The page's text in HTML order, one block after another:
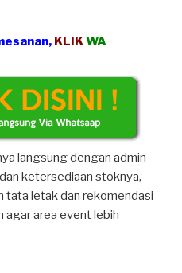
KLIKWA
langsung dengan admin
ketersediaan stoknya,
tata letak dan rekomendasi
agar area event lebih